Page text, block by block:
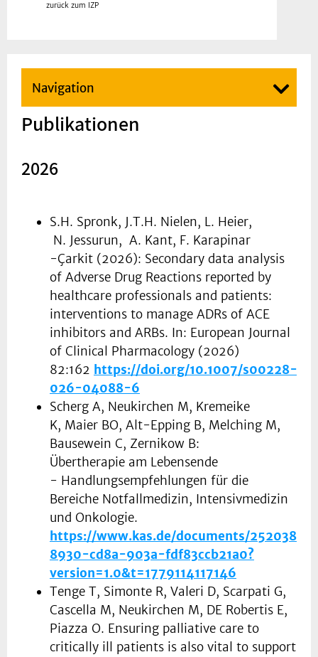
zurück zum IZP
Navigation
Publikationen
2026
S.H. Spronk, J.T.H. Nielen, L. Heier,
N. Jessurun, A. Kant, F. Karapinar
-Çarkit (2026): Secondary data analysis
of Adverse Drug Reactions reported by
healthcare professionals and patients:
interventions to manage ADRs of ACE
inhibitors and ARBs. In: European Journal
of Clinical Pharmacology (2026)
82:162 https://doi.org/10.1007/s00228-
026-04088-6
Scherg A, Neukirchen M, Kremeike
K, Maier BO, Alt-Epping B, Melching M,
Bausewein C, Zernikow B:
Übertherapie am Lebensende
- Handlungsempfehlungen für die
Bereiche Notfallmedizin, Intensivmedizin
und Onkologie.
https://www.kas.de/documents/252038/
8930-cd8a-903a-fdf83ccb21a0?
version=1.0&t=1779114117146
Tenge T, Simonte R, Valeri D, Scarpati G,
Cascella M, Neukirchen M, DE Robertis E,
Piazza O. Ensuring palliative care to
critically ill patients is also vital to support